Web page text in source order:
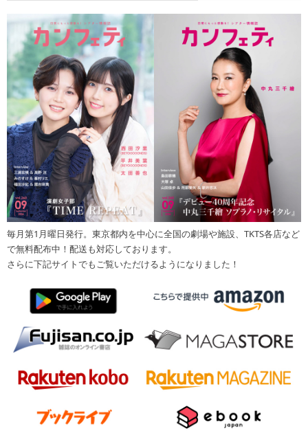
毎月第1月曜日発行。東京都内を中心に全国の劇場や施設、TKTS各店など
で無料配布中！配送も対応しております。
さらに下記サイトでもご覧いただけるようになりました！